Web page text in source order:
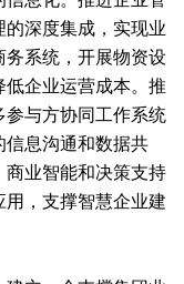
深度集成，实现业
系统，开展物资设
企业运营成本。推
与方协同工作系统
息沟通和数据共
业智能和决策支持
，支撑智慧企业建